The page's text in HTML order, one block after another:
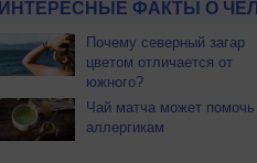
ИНТЕРЕСНЫЕ ФАКТЫ О
Почему северный загар
цветом отличается от
южного?
Чай матча может помочь
аллергикам